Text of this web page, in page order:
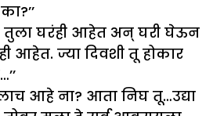
तुला घरंही आहेत अन् घरी घेऊन
आहेत. ज्या दिवशी तू होकार
आहे ना? आता निघ तू…उद्या